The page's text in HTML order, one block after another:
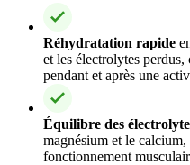
Réhydratation rapide
et les électrolytes
pendant et après une
Équilibre des
magnésium et le
fonctionnement